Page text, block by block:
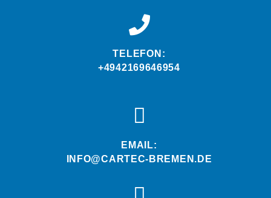
TELEFON:
+4942169646954
EMAIL:
INFO@CARTEC-BREMEN.DE